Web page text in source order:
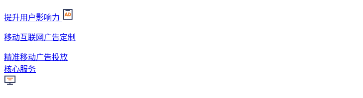
提升用户影响力
移动互联网广告定制
精准移动广告投放
核心服务